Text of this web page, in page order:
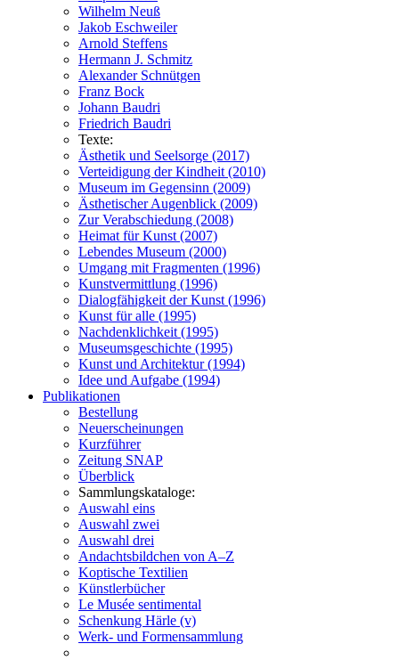
Wilhelm Neuß
Jakob Eschweiler
Arnold Steffens
Hermann J. Schmitz
Alexander Schnütgen
Franz Bock
Johann Baudri
Friedrich Baudri
Texte:
Ästhetik und Seelsorge (2017)
Verteidigung der Kindheit (2010)
Museum im Gegensinn (2009)
Ästhetischer Augenblick (2009)
Zur Verabschiedung (2008)
Heimat für Kunst (2007)
Lebendes Museum (2000)
Umgang mit Fragmenten (1996)
Kunstvermittlung (1996)
Dialogfähigkeit der Kunst (1996)
Kunst für alle (1995)
Nachdenklichkeit (1995)
Museumsgeschichte (1995)
Kunst und Architektur (1994)
Idee und Aufgabe (1994)
Publikationen
Bestellung
Neuerscheinungen
Kurzführer
Zeitung SNAP
Überblick
Sammlungskataloge:
Auswahl eins
Auswahl zwei
Auswahl drei
Andachtsbildchen von A–Z
Koptische Textilien
Künstlerbücher
Le Musée sentimental
Schenkung Härle (v)
Werk- und Formensammlung